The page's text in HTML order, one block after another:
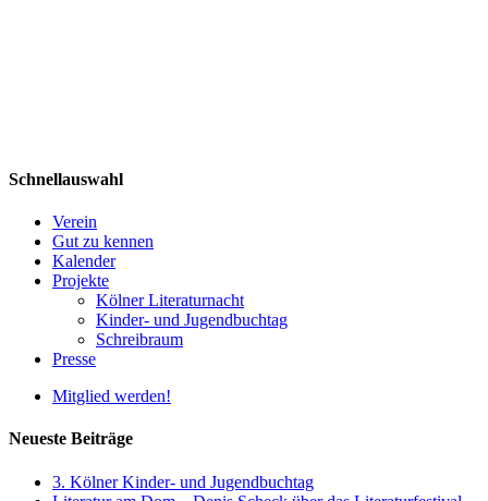
Schnellauswahl
Verein
Gut zu kennen
Kalender
Projekte
Kölner Literaturnacht
Kinder- und Jugendbuchtag
Schreibraum
Presse
Mitglied werden!
Neueste Beiträge
3. Kölner Kinder- und Jugendbuchtag